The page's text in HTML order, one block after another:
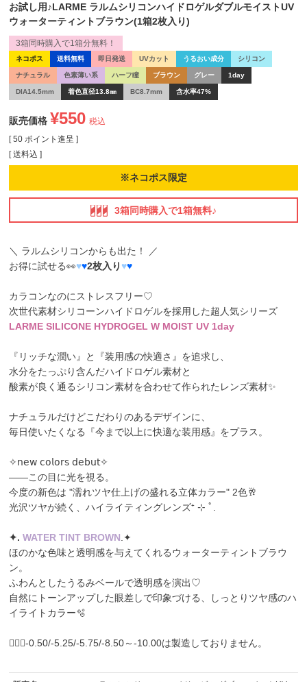
お試し用♪LARME ラルムシリコンハイドロゲルダブルモイストUV
ウォーターティントブラウン(1箱2枚入り)
ネコポス 送料無料 即日発送 UVカット うるおい成分 シリコン
ナチュラル 色素薄い系 ハーフ瞳 ブラウン グレー 1day
DIA14.5mm 着色直径13.8㎜ BC8.7mm 含水率47%
3箱同時購入で1箱分無料！
販売価格 ¥550 税込
[ 50 ポイント進呈 ]
送料込
※ネコポス限定
3箱同時購入で1箱無料♪
＼ ラルムシリコンからも出た！ ／
お得に試せる👀♥♥2枚入り♥♥
カラコンなのにストレスフリー♡
次世代素材シリコーンハイドロゲルを採用した超人気シリーズ
LARME SILICONE HYDROGEL W MOIST UV 1day
『リッチな潤い』と『装用感の快適さ』を追求し、
水分をたっぷり含んだハイドロゲル素材と
酸素が良く通るシリコン素材を合わせて作られたレンズ素材✨
ナチュラルだけどこだわりのあるデザインに、
毎日使いたくなる『今まで以上に快適な装用感』をプラス。
✧𝗇𝖾𝗐 𝖼𝗈𝗅𝗈𝗋𝗌 𝖽𝖾𝖻𝗎𝗍✧
――この目に光を視る。
今度の新色は "濡れツヤ仕上げの盛れる立体カラー" 2色🥂
光沢ツヤが続く、ハイライティングレンズ⁺ ⊹ ﾟ.
✦️. WATER TINT BROWN .✦️
ほのかな色味と透明感を与えてくれるウォーターティントブラウ
ン。
ふわんとしたうるみベールで透明感を演出♡
自然にトーンアップした眼差しで印象づける、しっとりツヤ感のハ
イライトカラー🫧
🙇🏼‍♀️-0.50/-5.25/-5.75/-8.50～-10.00は製造しておりません。